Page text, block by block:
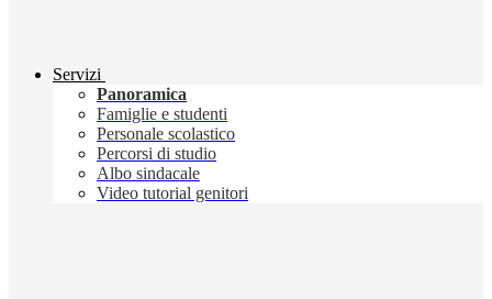
Servizi
Panoramica
Famiglie e studenti
Personale scolastico
Percorsi di studio
Albo sindacale
Video tutorial genitori